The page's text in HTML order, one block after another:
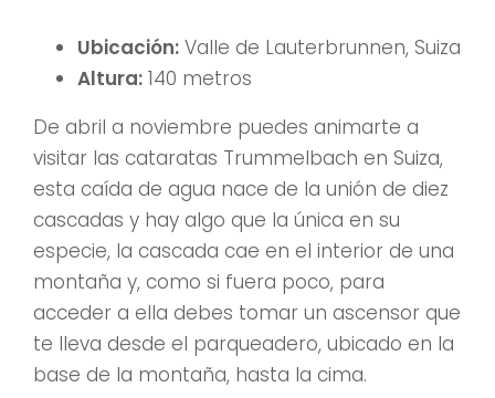
Ubicación: Valle de Lauterbrunnen, Suiza
Altura: 140 metros
De abril a noviembre puedes animarte a
visitar las cataratas Trummelbach en Suiza,
esta caída de agua nace de la unión de diez
cascadas y hay algo que la única en su
especie, la cascada cae en el interior de una
montaña y, como si fuera poco, para
acceder a ella debes tomar un ascensor que
te lleva desde el parqueadero, ubicado en la
base de la montaña, hasta la cima.